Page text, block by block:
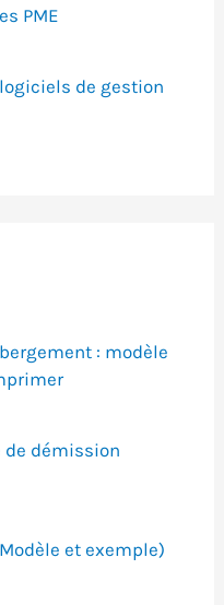
PME
de gestion
: modèle
de démission
et exemple)